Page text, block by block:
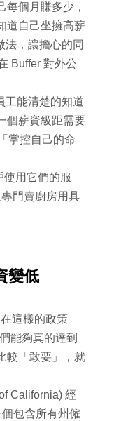
個月賺多少，
道自己坐擁高薪
法，讓擔心的同
Buffer 對外公
工能清楚的知道
個薪資級距需要
掌控自己的命
使用它們的服
門賣廚房用具
變低
這樣的政策
能夠真的達到
較「敢要」，就
California) 經
包含所有州僱